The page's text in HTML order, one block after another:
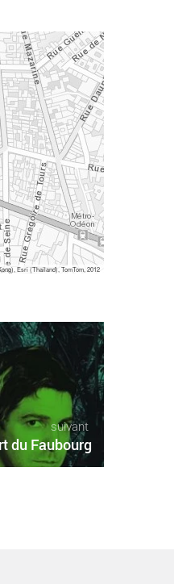
Esri (Thailand), TomTom, 2012
suivant
du Faubourg